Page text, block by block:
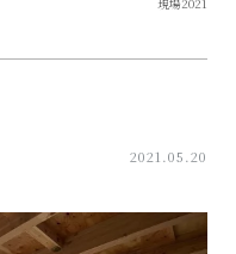
2021.05.20